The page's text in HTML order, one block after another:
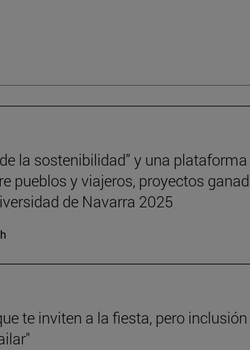
la sostenibilidad” y una
pueblos y viajeros, proyectos
de Navarra 2025
te inviten a la fiesta, pero inclusión